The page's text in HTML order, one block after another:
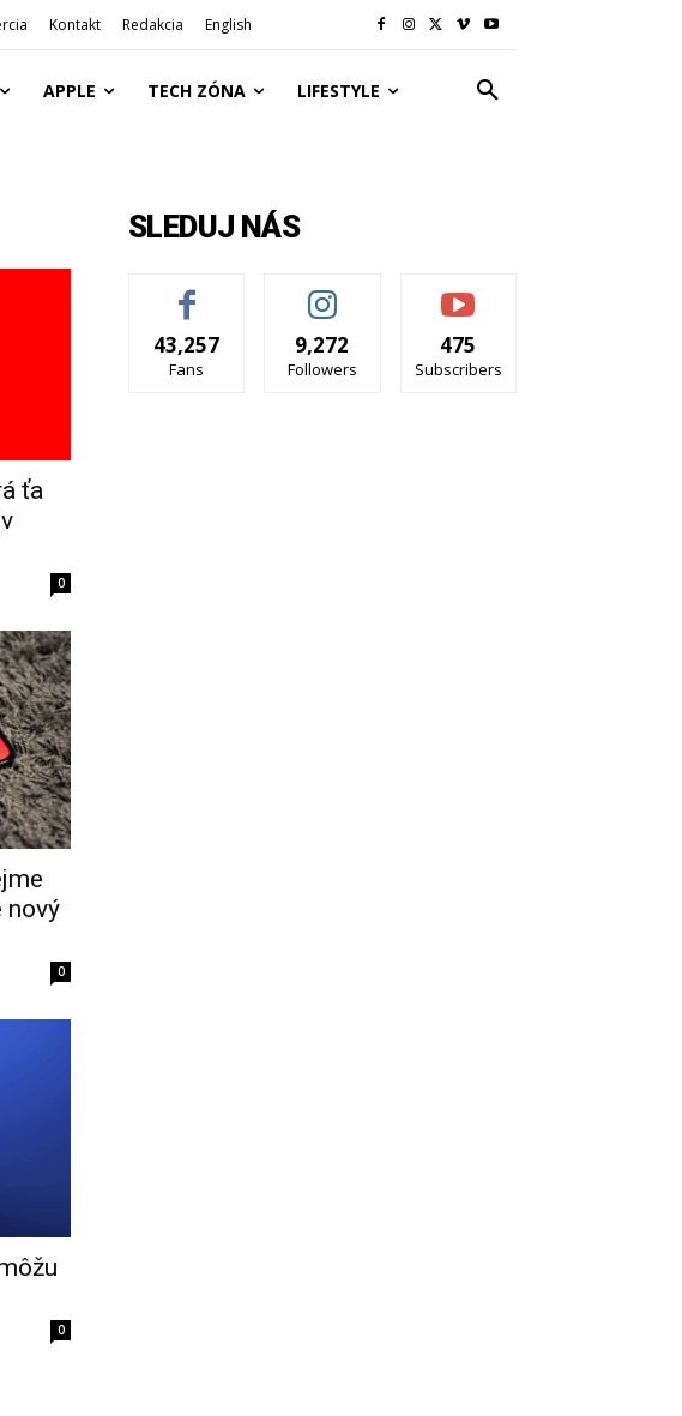
Kontakt Redakcia English
APPLE TECH ZÓNA LIFESTYLE
ťa
0
nový
0
0
SLEDUJ NÁS
43,257
Fans
9,272
Followers
475
Subscribers